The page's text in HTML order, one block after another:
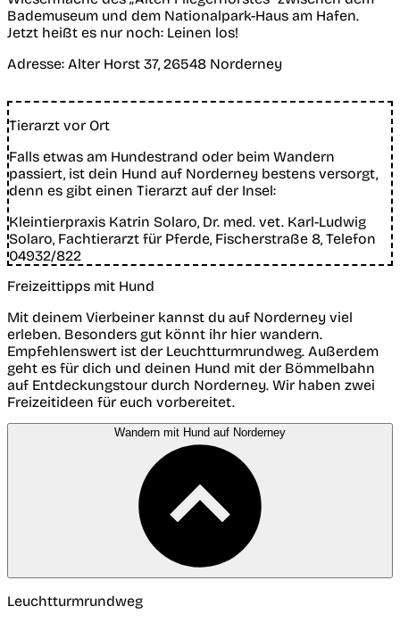
Bademuseum und dem Nationalpark-Haus am Hafen.
Jetzt heißt es nur noch: Leinen los!
Adresse: Alter Horst 37, 26548 Norderney
Tierarzt vor Ort
Falls etwas am Hundestrand oder beim Wandern
passiert, ist dein Hund auf Norderney bestens versorgt,
denn es gibt einen Tierarzt auf der Insel:
Kleintierpraxis Katrin Solaro, Dr. med. vet. Karl-Ludwig
Solaro, Fachtierarzt für Pferde, Fischerstraße 8, Telefon
04932/822
Freizeittipps mit Hund
Mit deinem Vierbeiner kannst du auf Norderney viel
erleben. Besonders gut könnt ihr hier wandern.
Empfehlenswert ist der Leuchtturmrundweg. Außerdem
geht es für dich und deinen Hund mit der Bömmelbahn
auf Entdeckungstour durch Norderney. Wir haben zwei
Freizeitideen für euch vorbereitet.
Wandern mit Hund auf Norderney
Leuchtturmrundweg